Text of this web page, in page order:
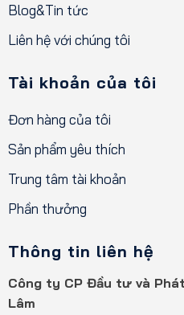
Blog&Tin tức
Liên hệ với chúng tôi
Tài khoản của tôi
Đơn hàng của tôi
Sản phẩm yêu thích
Trung tâm tài khoản
Phần thưởng
Thông tin liên hệ
Công ty CP Đầu tư và
Lâm